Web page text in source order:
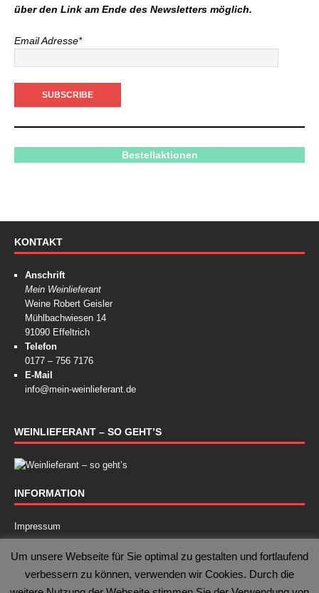
über den Link am Ende des Newsletters möglich.
Email Adresse*
Bestellaktionen
KONTAKT
Anschrift
Mein Weinlieferant
Weine Robert Geisler
Mühlbachwiesen 14
91090 Effeltrich
Telefon
0177 – 756 7176
E-Mail
info@mein-weinlieferant.de
WEINLIEFERANT – SO GEHT’S
INFORMATION
Impressum
Kontakt
Um unsere Webseite für Sie optimal zu gestalten und fortlaufend
verbessern zu können, verwenden wir Cookies. Durch die